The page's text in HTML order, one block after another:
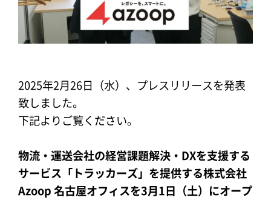
2025年2月26日（水）、プレスリリースを発表
致しました。
下記よりご覧ください。
物流・運送会社の経営課題解決・DXを支援する
サービス「トラッカーズ」を提供する株式会社
Azoop 名古屋オフィスを3月1日（土）にオープ